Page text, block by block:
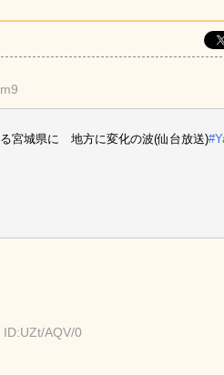
る宮城県に 地方に変化の波(仙台放送)
AQV/0